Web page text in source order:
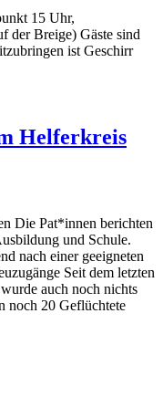
15 Uhr,
der Breige) Gäste sind
ist Geschirr
Helferkreis
Die Pat*innen berichten
und Schule.
nach einer geeigneten
Seit dem letzten
auch noch nichts
noch 20 Geflüchtete